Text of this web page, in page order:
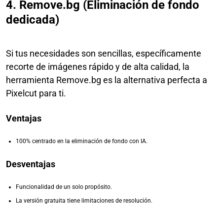
4. Remove.bg (Eliminación de fondo
dedicada)
Si tus necesidades son sencillas, específicamente
recorte de imágenes rápido y de alta calidad, la
herramienta Remove.bg es la alternativa perfecta a
Pixelcut para ti.
Ventajas
100% centrado en la eliminación de fondo con IA.
Desventajas
Funcionalidad de un solo propósito.
La versión gratuita tiene limitaciones de resolución.